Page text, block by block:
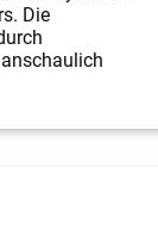
Die